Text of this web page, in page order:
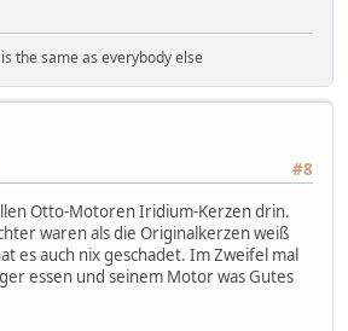
the same as everybody else
#8
Otto-Motoren Iridium-Kerzen drin.
waren als die Originalkerzen weiß
es auch nix geschadet. Im Zweifel mal
essen und seinem Motor was Gutes